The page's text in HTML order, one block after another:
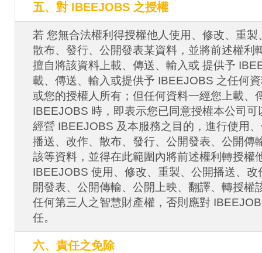
五、對 IBEEJOBS 之授權
若 您無合法權利得授權他人使用、修改、重
散布、發行、公開發表某資料，並將前述權利
擅自將該資料上載、傳送、輸入或 提供予
載、傳送、輸入或提供予 IBEEJOBS 之任何
或您的授權人所有；但任何資料一經您上載、
IBEEJOBS 時，即表示您已同意授權本公司
經營 IBEEJOBS 及本服務之目的，進行使用
播送、改作、散布、發行、公開發表、公開傳
該等資料，並得在此範圍內將前述權利轉授權
IBEEJOBS 使用、修改、重製、公開播送、
開發表、公開傳輸、公開上映、翻譯、轉授權
任何第三人之智慧財產權，否則應對
任。
六、責任之免除